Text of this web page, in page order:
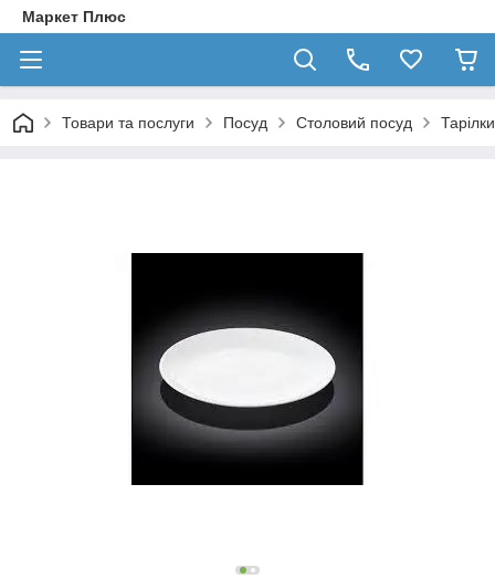
Маркет Плюс
Товари та послуги Посуд Столовий посуд